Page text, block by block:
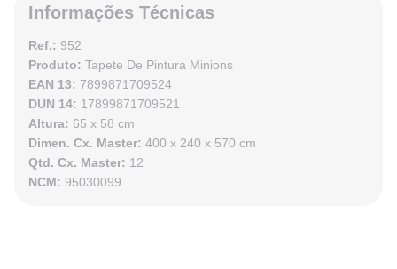
Informações Técnicas
Ref.: 952
Produto: Tapete De Pintura Minions
EAN 13: 7899871709524
DUN 14: 17899871709521
Altura: 65 x 58 cm
Dimen. Cx. Master: 400 x 240 x 570 cm
Qtd. Cx. Master: 12
NCM: 95030099